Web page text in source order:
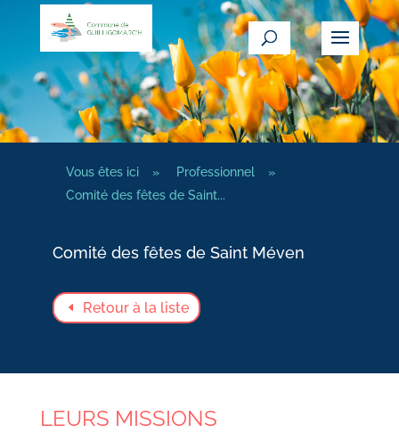
Vous êtes ici » Professionnel
»
Comité des fêtes de Saint...
Comité des fêtes de Saint Méven
Retour à la liste
LEURS MISSIONS